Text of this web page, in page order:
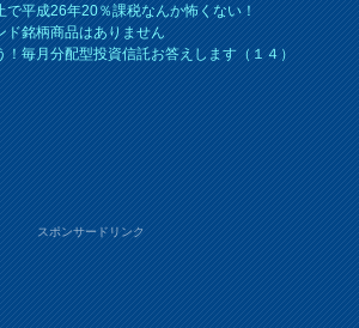
で平成26年20％課税なんか怖くない！
ド銘柄商品はありません
！毎月分配型投資信託お答えします（１４）
スポンサードリンク